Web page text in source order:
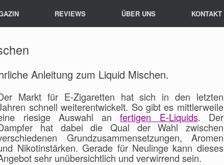
REVIEWS ÜBER UNS KONTAKT
Anleitung zum Liquid Mischen.
Markt für E-Zigaretten hat sich in den letzten
schnell weiterentwickelt. So gibt es mittlerweile
riesige Auswahl anfertigen E-Liquids. Der
hat dabei die Qual der Wahl zwischen
Grundzusammensetzungen, Aromen
Nikotinstärken. Gerade für Neulinge kann dieses
sehr unübersichtlich und verwirrend sein.